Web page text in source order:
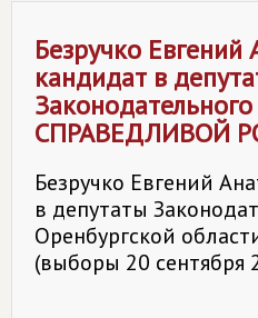
Безручко Евгений
кандидат в
СПРАВЕДЛИВОЙ
Безручко Евгений
в депутаты
Оренбургской
(выборы 20 сентября